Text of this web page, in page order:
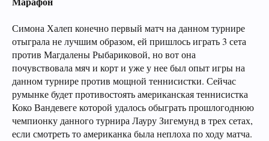
Симона Халеп конечно первый матч на данном турнире
отыграла не лучшим образом, ей пришлось играть 3 сета
против Магдалены Рыбариковой, но вот она
почувствовала мяч и корт и уже у нее был опыт игры на
данном турнире против мощной теннисистки. Сейчас
румынке будет противостоять американская теннисистка
Коко Вандевеге которой удалось обыграть прошлогоднюю
чемпионку данного турнира Лауру Зигемунд в трех сетах,
если смотреть то американка была неплоха по ходу матча.